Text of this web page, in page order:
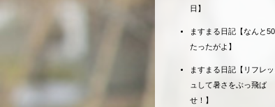
日】
ますまる日記【なんと
たったがよ】
ますまる日記【リフレッ
ュして暑さをぶっ飛ば
せ！】